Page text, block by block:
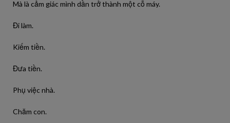
Mà là cảm giác mình dần trở thành một cỗ máy.
Đi làm.
Kiếm tiền.
Đưa tiền.
Phụ việc nhà.
Chăm con.